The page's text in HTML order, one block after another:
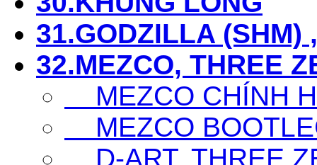
31.GODZILLA (SHM)
32.MEZCO, THREE
MEZCO CHÍNH
MEZCO
D-ART, THREE